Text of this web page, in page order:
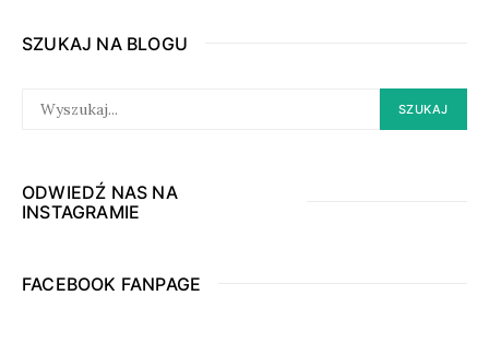
SZUKAJ NA BLOGU
FOR:
SZUKAJ
ODWIEDŹ NAS NA
INSTAGRAMIE
FACEBOOK FANPAGE